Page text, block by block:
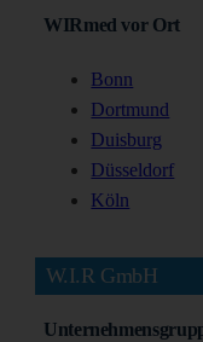
WIRmed vor Ort
Bonn
Dortmund
Duisburg
Düsseldorf
Köln
W.I.R GmbH